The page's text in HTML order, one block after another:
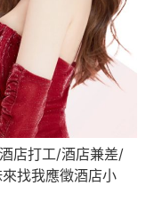
店打工/酒店兼差/
找我應徵酒店小